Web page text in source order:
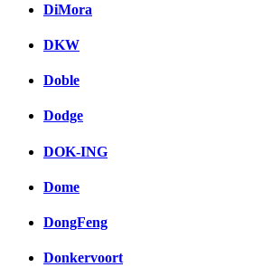
DiMora
DKW
Doble
Dodge
DOK-ING
Dome
DongFeng
Donkervoort